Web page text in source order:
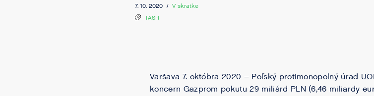
7. 10. 2020 / V skratke
TASR
Varšava 7. októbra 2020 – Poľský protimonopolný úrad
koncern Gazprom pokutu 29 miliárd PLN (6,46 miliardy